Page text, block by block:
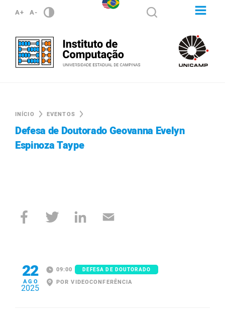
A+ A-
INÍCIO EVENTOS
Defesa de Doutorado Geovanna Evelyn
Espinoza Taype
22
AGO
2025
09:00 DEFESA DE DOUTORADO
POR VIDEOCONFERÊNCIA